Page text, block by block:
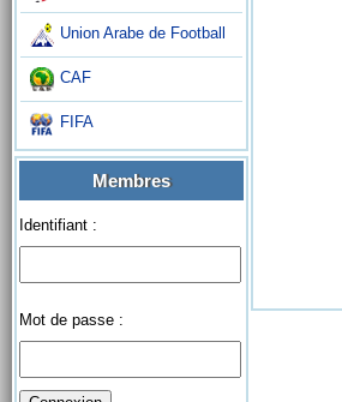
Union Arabe de Football
CAF
FIFA
Membres
Identifiant :
Mot de passe :